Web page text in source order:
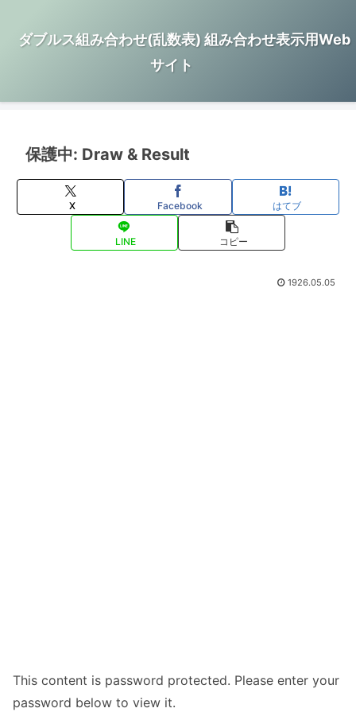
ダブルス組み合わせ(乱数表) 組み合わせ表示用Web
サイト
保護中: Draw & Result
X Facebook はてブ
LINE コピー
1926.05.05
This content is password protected. Please enter your
password below to view it.